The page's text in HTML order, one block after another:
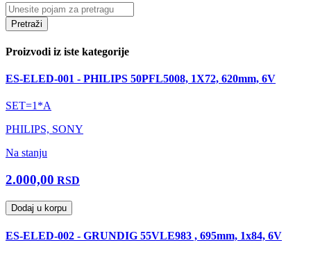
Pretraži
Proizvodi iz iste kategorije
ES-ELED-001 - PHILIPS 50PFL5008, 1X72, 620mm, 6V
SET=1*A
PHILIPS, SONY
Na stanju
2.000,00 RSD
Dodaj u korpu
ES-ELED-002 - GRUNDIG 55VLE983 , 695mm, 1x84, 6V